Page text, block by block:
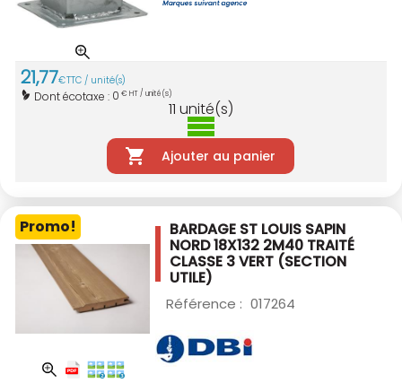
21,77€TTC / unité(s)
Dont écotaxe : 0 € HT / unité(s)
11 unité(s)
Ajouter au panier
Promo! BARDAGE ST LOUIS SAPIN
NORD 18X132 2M40 TRAITÉ
CLASSE 3 VERT (SECTION
UTILE)
Référence : 017264